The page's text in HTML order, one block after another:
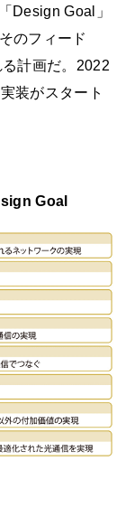
Design Goal」
のフィード
計画だ。2022
装がスタート
Goal